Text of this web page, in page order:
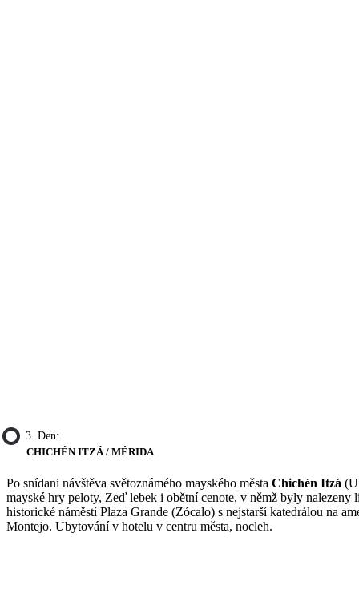
3. Den:
CHICHÉN ITZÁ / MÉRIDA
Po snídani návštěva světoznámého mayského města Chichén Itzá
mayské hry peloty, Zeď lebek i obětní cenote, v němž byly nalezeny
historické náměstí Plaza Grande (Zócalo) s nejstarší katedrálou na
Montejo. Ubytování v hotelu v centru města, nocleh.